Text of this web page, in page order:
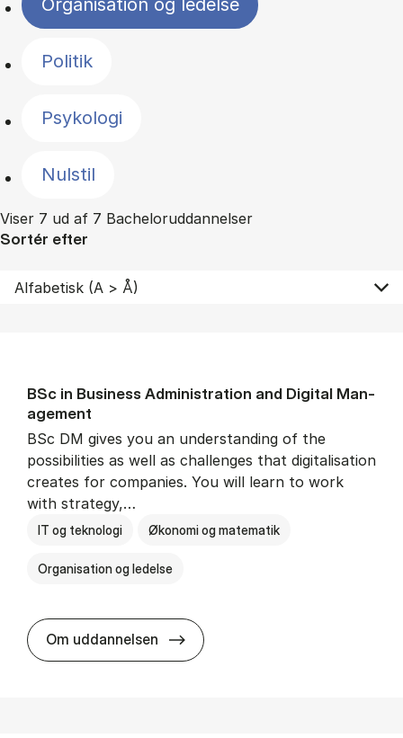
Organisation og ledelse
Politik
Psykologi
Nulstil
Viser 7 ud af 7 Bacheloruddannelser
Sortér efter
BSc in Busi­ness Ad­min­is­tra­tion and Di­git­al Man­
age­ment
BSc DM gives you an understanding of the
possibilities as well as challenges that digitalisation
creates for companies. You will learn to work
with strategy,…
IT og teknologi Økonomi og matematik
Organisation og ledelse
Om uddannelsen BSc in Busi­ness Ad­min­is­tra­tion